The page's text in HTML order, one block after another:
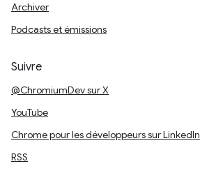
Archiver
Podcasts et émissions
Suivre
@ChromiumDev sur X
YouTube
Chrome pour les développeurs sur LinkedIn
RSS